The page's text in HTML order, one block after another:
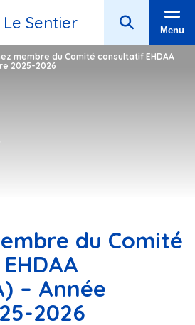
Sentier Menu
membre du Comité consultatif EHDAA
2025-2026
du Comité
– Année
2026